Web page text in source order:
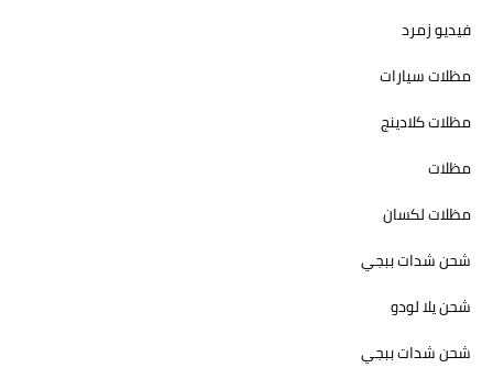
فيديو زمرد
مظلات سيارات
مظلات كلادينج
مظلات
مظلات لكسان
شحن شدات ببجي
شحن يلا لودو
شحن شدات ببجي